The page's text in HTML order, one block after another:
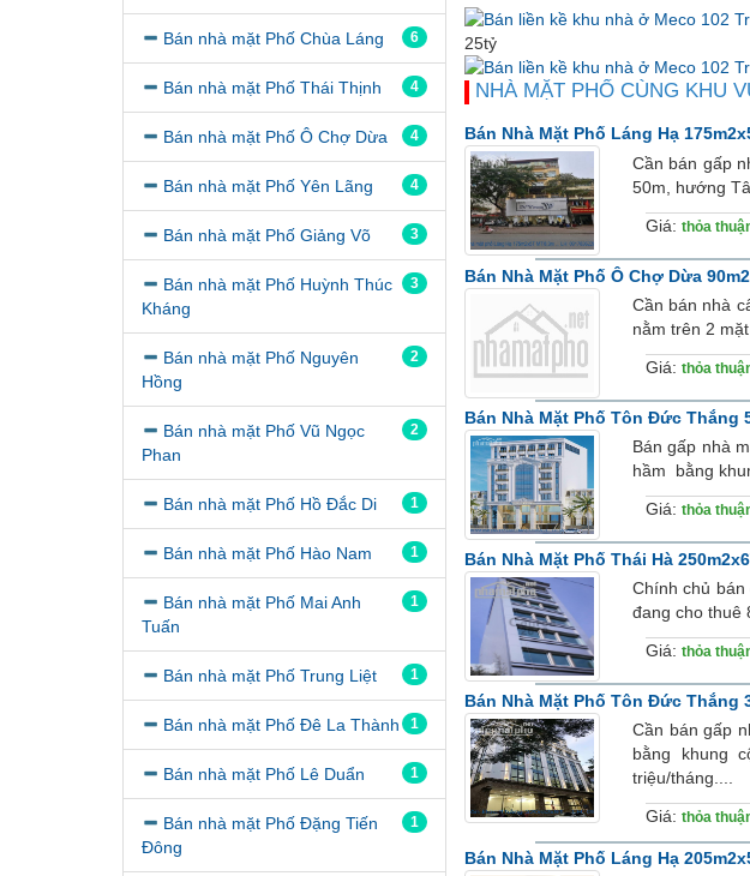
6
Bán nhà mặt Phố Chùa Láng
4
Bán nhà mặt Phố Thái Thịnh
4
Bán nhà mặt Phố Ô Chợ Dừa
4
Bán nhà mặt Phố Yên Lãng
3
Bán nhà mặt Phố Giảng Võ
3
Bán nhà mặt Phố Huỳnh Thúc
Kháng
2
Bán nhà mặt Phố Nguyên
Hồng
2
Bán nhà mặt Phố Vũ Ngọc
Phan
1
Bán nhà mặt Phố Hồ Đắc Di
1
Bán nhà mặt Phố Hào Nam
1
Bán nhà mặt Phố Mai Anh
Tuấn
1
Bán nhà mặt Phố Trung Liệt
1
Bán nhà mặt Phố Đê La Thành
1
Bán nhà mặt Phố Lê Duẩn
1
Bán nhà mặt Phố Đặng Tiến
Đông
Bán liền kề khu nhà ở Meco 102
25tỷ
NHÀ MẶT PHỐ CÙNG KHU
Bán Nhà Mặt Phố Láng Hạ
Cần bán gấp
50m, hướng
Giá: thỏa
Bán Nhà Mặt Phố Ô Chợ Dừa
Cần bán nhà
nằm trên 2
Giá: thỏa
Bán Nhà Mặt Phố Tôn Đức Thắng
Bán gấp nhà
hầm bằng
Giá: thỏa
Bán Nhà Mặt Phố Thái Hà
Chính chủ
đang cho thuê
Giá: thỏa
Bán Nhà Mặt Phố Tôn Đức Thắng
Cần bán gấp
bằng khung
triệu/tháng....
Giá: thỏa
Bán Nhà Mặt Phố Láng Hạ